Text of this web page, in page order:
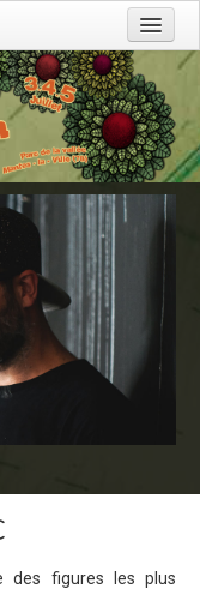
des figures les plus